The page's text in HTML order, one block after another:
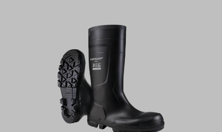
Bildergalerie überspringen